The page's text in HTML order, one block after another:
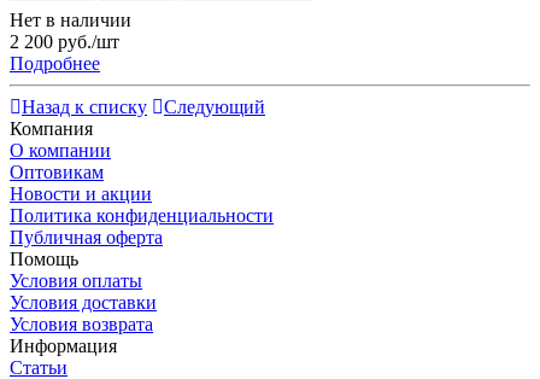
Нет в наличии
2 200 руб./шт
Подробнее
Назад к списку
Следующий
Компания
О компании
Оптовикам
Новости и акции
Политика конфиденциальности
Публичная оферта
Помощь
Условия оплаты
Условия доставки
Условия возврата
Информация
Статьи